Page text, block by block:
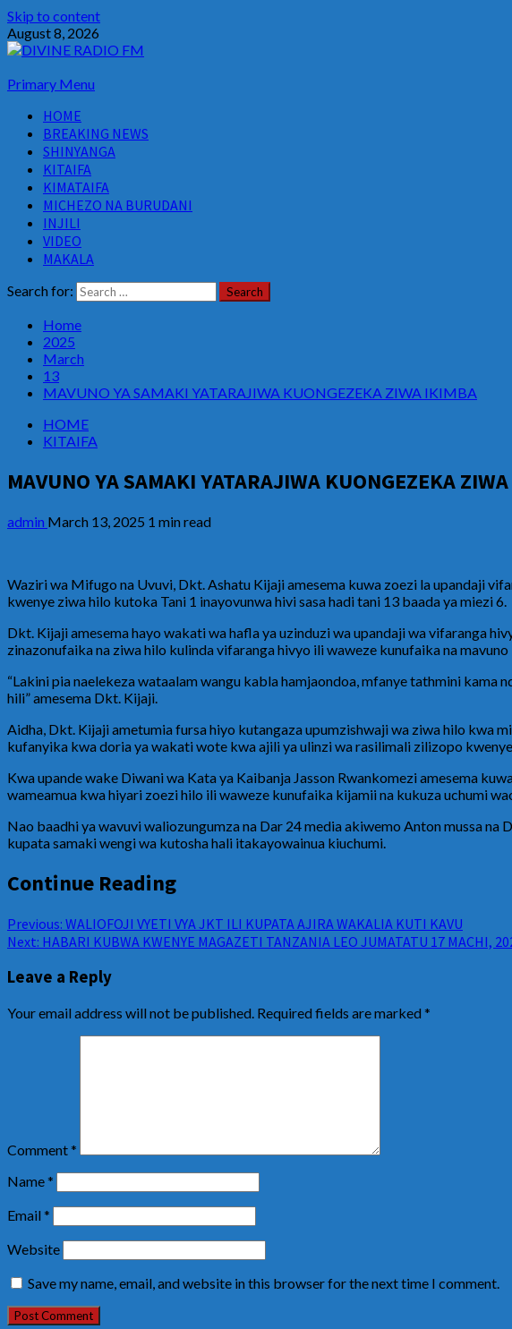
Skip to content
August 8, 2026
Primary Menu
HOME
BREAKING NEWS
SHINYANGA
KITAIFA
KIMATAIFA
MICHEZO NA BURUDANI
INJILI
VIDEO
MAKALA
Search for:
Home
2025
March
13
MAVUNO YA SAMAKI YATARAJIWA KUONGEZEKA ZIWA IKIMBA
HOME
KITAIFA
MAVUNO YA SAMAKI YATARAJIWA KUONGEZEKA
admin March 13, 2025 1 min read
Waziri wa Mifugo na Uvuvi, Dkt. Ashatu Kijaji amesema kuwa zoezi la upandaji
kwenye ziwa hilo kutoka Tani 1 inayovunwa hivi sasa hadi tani 13 baada ya miezi 6.
Dkt. Kijaji amesema hayo wakati wa hafla ya uzinduzi wa upandaji wa vifaranga
zinazonufaika na ziwa hilo kulinda vifaranga hivyo ili waweze kunufaika na
“Lakini pia naelekeza wataalam wangu kabla hamjaondoa, mfanye tathmini
hili” amesema Dkt. Kijaji.
Aidha, Dkt. Kijaji ametumia fursa hiyo kutangaza upumzishwaji wa ziwa hilo kwa
kufanyika kwa doria ya wakati wote kwa ajili ya ulinzi wa rasilimali zilizopo
Kwa upande wake Diwani wa Kata ya Kaibanja Jasson Rwankomezi amesema
wameamua kwa hiyari zoezi hilo ili waweze kunufaika kijamii na kukuza uchumi
Nao baadhi ya wavuvi waliozungumza na Dar 24 media akiwemo Anton mussa
kupata samaki wengi wa kutosha hali itakayowainua kiuchumi.
Continue Reading
Previous: WALIOFOJI VYETI VYA JKT ILI KUPATA AJIRA WAKALIA KUTI KAVU
Next: HABARI KUBWA KWENYE MAGAZETI TANZANIA LEO JUMATATU 17 MACHI,
Leave a Reply
Your email address will not be published. Required fields are marked*
Comment*
Name*
Email*
Website
Save my name, email, and website in this browser for the next time I comment.